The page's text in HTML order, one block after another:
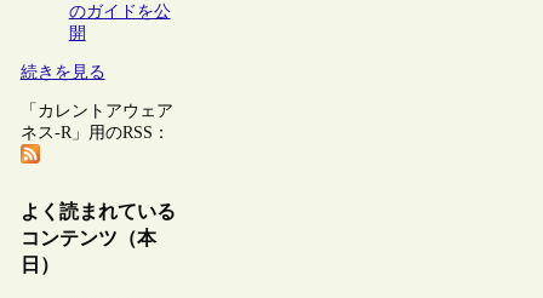
のガイドを公
開
続きを見る
「カレントアウェア
ネス-R」用のRSS：
よく読まれている
コンテンツ（本
日）